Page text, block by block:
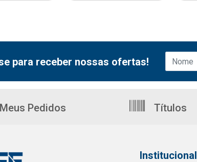
para receber nossas ofertas!
Meus Pedidos Títulos
Institucional